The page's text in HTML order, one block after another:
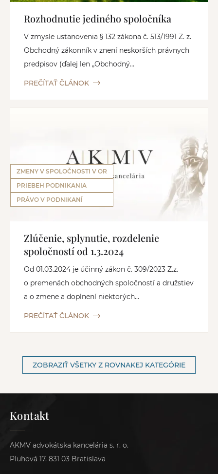
Rozhodnutie jediného spoločníka
V zmysle ustanovenia § 132 zákona č. 513/1991 Z. z.
Obchodný zákonník v znení neskorších právnych
predpisov (ďalej len „Obchodný...
PREČÍTAŤ ČLÁNOK
ZMENY V SPOLOČNOSTI V OR
PRIEBEH PODNIKANIA
PRÁVO V PODNIKANÍ
Zlúčenie, splynutie, rozdelenie
spoločností od 1.3.2024
Od 01.03.2024 je účinný zákon č. 309/2023 Z.z.
o premenách obchodných spoločností a družstiev
a o zmene a doplnení niektorých...
PREČÍTAŤ ČLÁNOK
ZOBRAZIŤ VŠETKY Z ROVNAKEJ KATEGÓRIE
Kontakt
AKMV advokátska kancelária s. r. o.
Pluhová 17, 831 03 Bratislava